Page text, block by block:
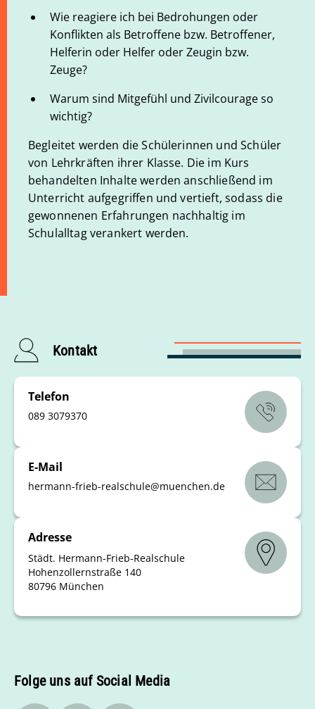
Wie reagiere ich bei Bedrohungen oder
Konflikten als Betroffene bzw. Betroffener,
Helferin oder Helfer oder Zeugin bzw.
Zeuge?
Warum sind Mitgefühl und Zivilcourage so
wichtig?
Begleitet werden die Schülerinnen und Schüler
von Lehrkräften ihrer Klasse. Die im Kurs
behandelten Inhalte werden anschließend im
Unterricht aufgegriffen und vertieft, sodass die
gewonnenen Erfahrungen nachhaltig im
Schulalltag verankert werden.
Kontakt
Telefon
089 3079370
E-Mail
hermann-frieb-realschule@muenchen.de
Adresse
Städt. Hermann-Frieb-Realschule
Hohenzollernstraße 140
80796 München
Folge uns auf Social Media